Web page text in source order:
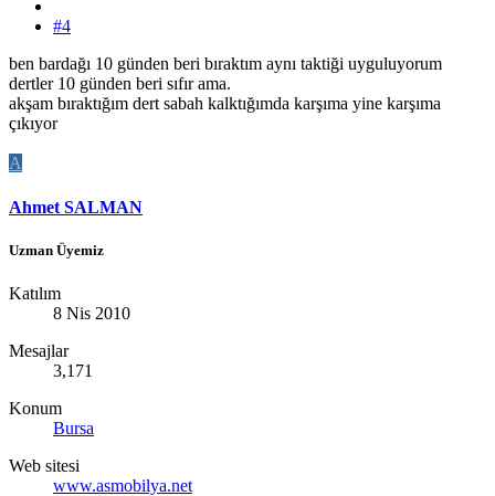
#4
ben bardağı 10 günden beri bıraktım aynı taktiği uyguluyorum
dertler 10 günden beri sıfır ama.
akşam bıraktığım dert sabah kalktığımda karşıma yine karşıma
çıkıyor
A
Ahmet SALMAN
Uzman Üyemiz
Katılım
8 Nis 2010
Mesajlar
3,171
Konum
Bursa
Web sitesi
www.asmobilya.net